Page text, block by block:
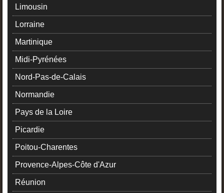
Limousin
Lorraine
Martinique
Midi-Pyrénées
Nord-Pas-de-Calais
Normandie
Pays de la Loire
Picardie
Poitou-Charentes
Provence-Alpes-Côte d'Azur
Réunion